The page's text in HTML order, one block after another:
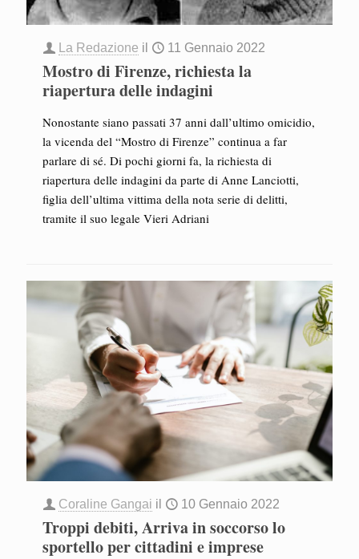
La Redazione il 11 Gennaio 2022
Mostro di Firenze, richiesta la
riapertura delle indagini
Nonostante siano passati 37 anni dall’ultimo omicidio,
la vicenda del “Mostro di Firenze” continua a far
parlare di sé. Di pochi giorni fa, la richiesta di
riapertura delle indagini da parte di Anne Lanciotti,
figlia dell’ultima vittima della nota serie di delitti,
tramite il suo legale Vieri Adriani
Coraline Gangai il 10 Gennaio 2022
Troppi debiti, Arriva in soccorso lo
sportello per cittadini e imprese